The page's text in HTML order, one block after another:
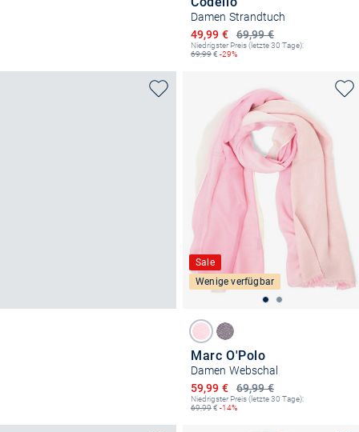
Damen Strandtuch
69,99 €
Ermäßigter Preis
49,99 €
Niedrigster Preis (letzte 30 Tage):
69,99€ -29%
Sale
Wenige verfügbar
Marc O'Polo
Damen Webschal
69,99 €
Ermäßigter Preis
59,99 €
Niedrigster Preis (letzte 30 Tage):
69,99€ -14%